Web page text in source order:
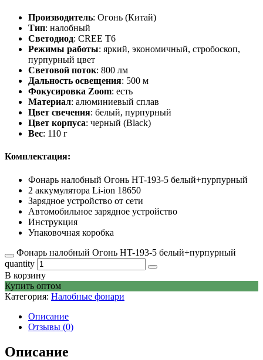
Производитель: Огонь (Китай)
Тип: налобный
Светодиод: CREE T6
Режимы работы: яркий, экономичный, стробоскоп,
пурпурный цвет
Световой поток: 800 лм
Дальность освещения: 500 м
Фокусировка Zoom: есть
Материал: алюминиевый сплав
Цвет свечения: белый, пурпурный
Цвет корпуса: черный (Black)
Вес: 110 г
Комплектация:
Фонарь налобный Огонь HT-193-5 белый+пурпурный
2 аккумулятора Li-ion 18650
Зарядное устройство от сети
Автомобильное зарядное устройство
Инструкция
Упаковочная коробка
Фонарь налобный Огонь HT-193-5 белый+пурпурный
quantity
В корзину
Купить оптом
Категория: Налобные фонари
Описание
Отзывы (0)
Описание